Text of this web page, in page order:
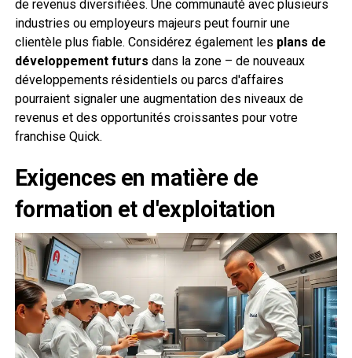
de revenus diversifiées. Une communauté avec plusieurs
industries ou employeurs majeurs peut fournir une
clientèle plus fiable. Considérez également les plans de
développement futurs dans la zone – de nouveaux
développements résidentiels ou parcs d'affaires
pourraient signaler une augmentation des niveaux de
revenus et des opportunités croissantes pour votre
franchise Quick.
Exigences en matière de
formation et d'exploitation